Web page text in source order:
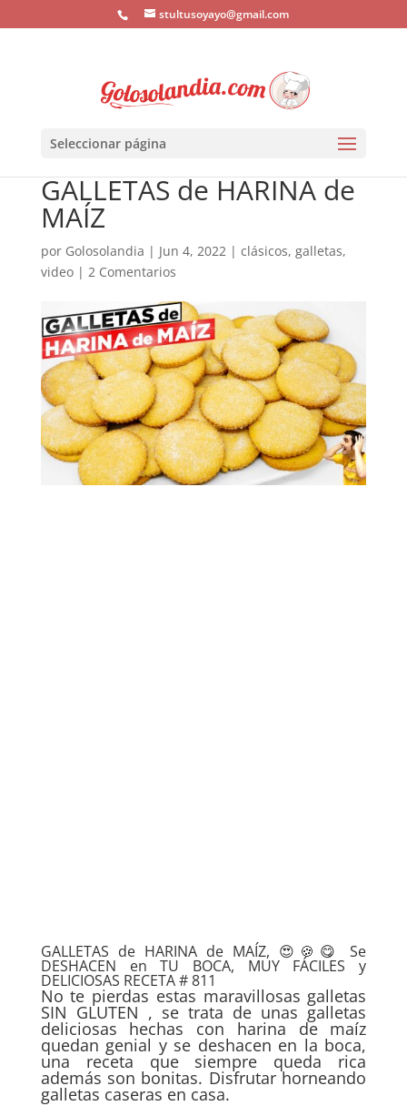
stultusoyayo@gmail.com
Seleccionar página
GALLETAS de HARINA de
MAÍZ
por Golosolandia | Jun 4, 2022| clásicos, galletas,
video| 2 Comentarios
GALLETAS de HARINA de MAÍZ, 😍🍪😋 Se
DESHACEN en TU BOCA, MUY FÁCILES y
DELICIOSAS RECETA # 811
No te pierdas estas maravillosas galletas
SIN GLUTEN , se trata de unas galletas
deliciosas hechas con harina de maíz
quedan genial y se deshacen en la boca,
una receta que siempre queda rica
además son bonitas. Disfrutar horneando
galletas caseras en casa.